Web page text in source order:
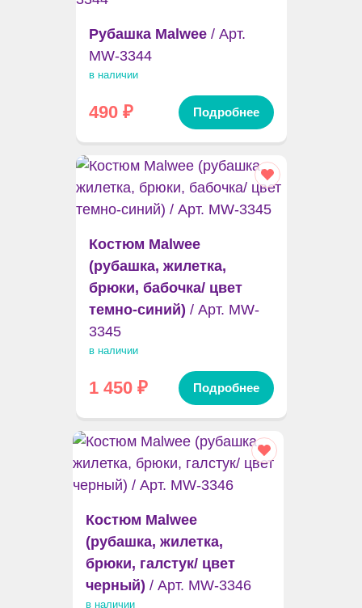
Рубашка Malwee/ Арт.
MW-3344
в наличии
490₽ Подробнее
Костюм Malwee
(рубашка, жилетка,
брюки, бабочка/ цвет
темно-синий) / Арт. MW-
3345
в наличии
1 450₽ Подробнее
Костюм Malwee
(рубашка, жилетка,
брюки, галстук/ цвет
черный) / Арт. MW-3346
в наличии